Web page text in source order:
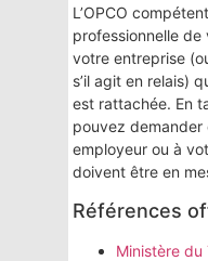
L’OPCO
professionnelle de
votre entreprise
s’il agit en relais)
est rattachée. En
pouvez
employeur ou à
doivent être en
Références
Ministère du